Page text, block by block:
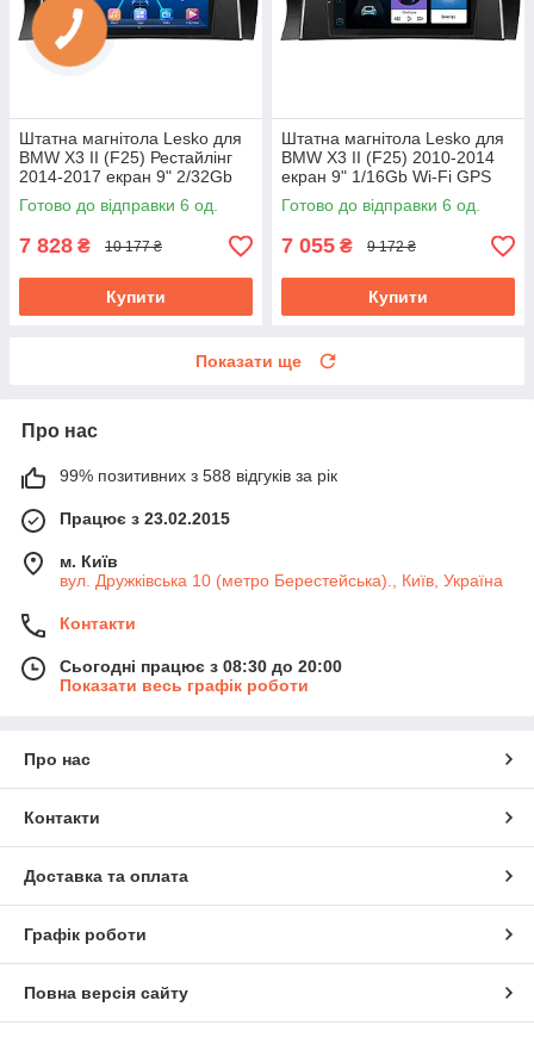
Штатна магнітола Lesko для
BMW X3 II (F25) Рестайлінг
2014-2017 екран 9" 2/32Gb
Wi-Fi GPS Base БМВ
Готово до відправки 6 од.
7 828 ₴ 10 177 ₴
Купити
Штатна магнітола Lesko для
BMW X3 II (F25) 2010-2014
екран 9" 1/16Gb Wi-Fi GPS
Base
Готово до відправки 6 од.
7 055 ₴ 9 172 ₴
Купити
Показати ще
Про нас
99% позитивних з 588 відгуків за рік
Працює з 23.02.2015
м. Київ
вул. Дружківська 10 (метро Берестейська)., Київ, Україна
Контакти
Сьогодні працює з 08:30 до 20:00
Показати весь графік роботи
Про нас
Контакти
Доставка та оплата
Графік роботи
Повна версія сайту